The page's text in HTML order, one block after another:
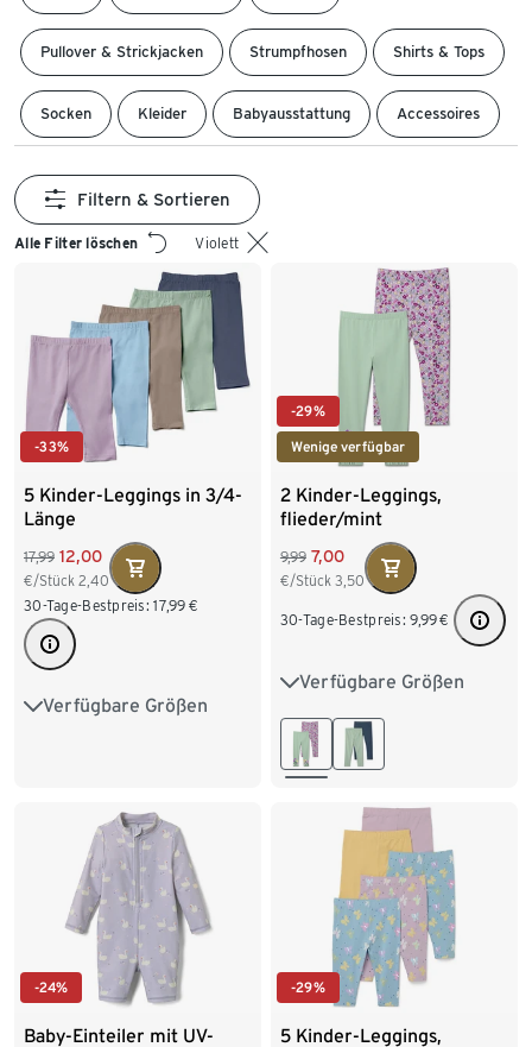
Pullover & Strickjacken Strumpfhosen Shirts & Tops
Socken Kleider Babyausstattung Accessoires
Alle Filter löschen Violett
Filtern & Sortieren
-33%
5 Kinder-Leggings in 3/4-
Länge
17,99 12,00
€/Stück 2,40
30-Tage-Bestpreis: 17,99 €
Verfügbare Größen
50/56 62/68 74/80
122/128
134/140
-29%
Wenige verfügbar
2 Kinder-Leggings,
flieder/mint
9,99 7,00
€/Stück 3,50
30-Tage-Bestpreis: 9,99€
Verfügbare Größen
50/56 62/68 74/80
86/92 98/104
-24%
Baby-Einteiler mit UV-
-29%
5 Kinder-Leggings,